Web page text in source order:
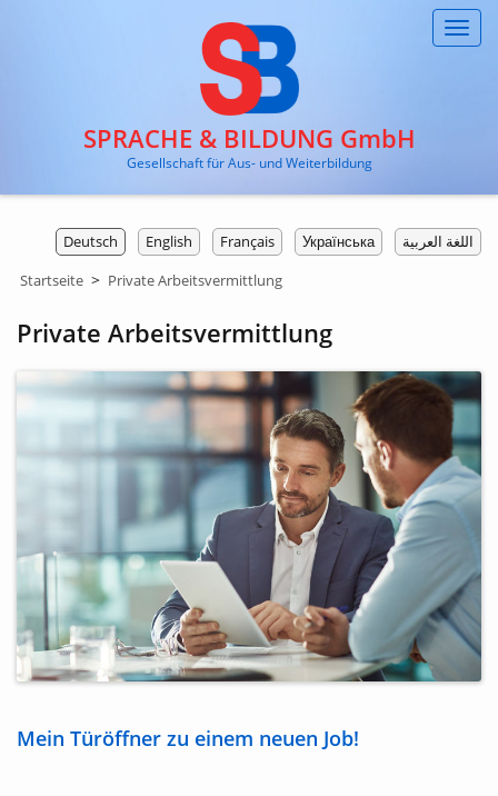
SPRACHE & BILDUNG GmbH
Gesellschaft für Aus- und Weiterbildung
اللغة العربية Українська
Français
English
Deutsch
Startseite > Private Arbeitsvermittlung
Private Arbeitsvermittlung
Mein Türöffner zu einem neuen Job!